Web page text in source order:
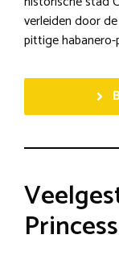
verleiden door
pittige habanero-